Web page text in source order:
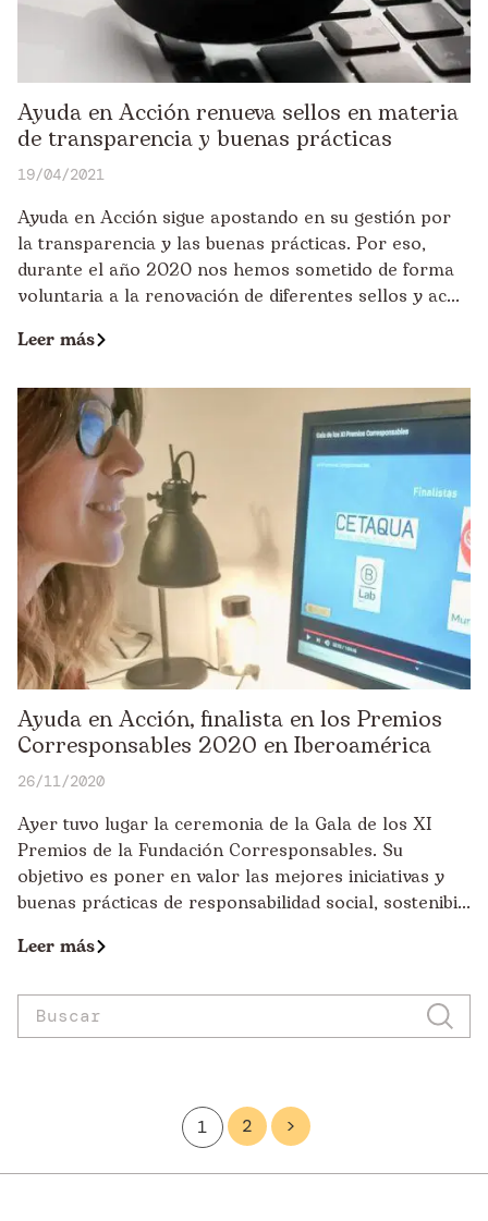
Ayuda en Acción renueva sellos en materia
de transparencia y buenas prácticas
19/04/2021
Ayuda en Acción sigue apostando en su gestión por
la transparencia y las buenas prácticas. Por eso,
durante el año 2020 nos hemos sometido de forma
voluntaria a la renovación de diferentes sellos y ac...
Leer más
Ayuda en Acción, finalista en los Premios
Corresponsables 2020 en Iberoamérica
26/11/2020
Ayer tuvo lugar la ceremonia de la Gala de los XI
Premios de la Fundación Corresponsables. Su
objetivo es poner en valor las mejores iniciativas y
buenas prácticas de responsabilidad social, sostenibi...
Leer más
1 2 >